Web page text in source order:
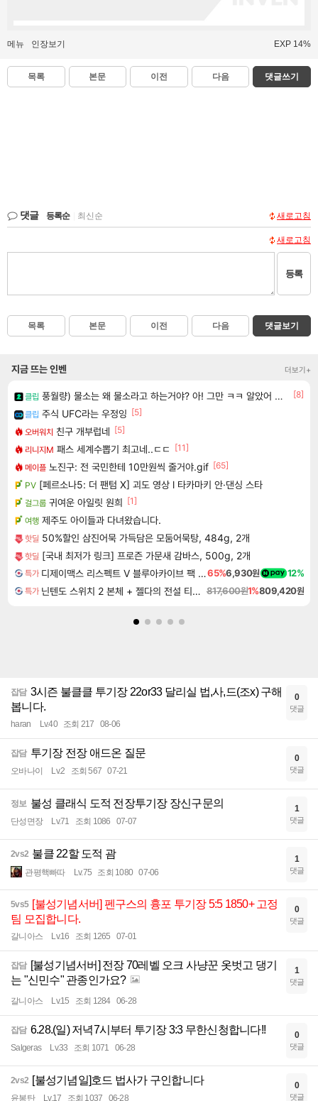
메뉴 인장보기 EXP 14%
목록 본문 이전 다음 댓글쓰기
댓글 등록순 최신순 새로고침
새로고침
등록
목록 본문 이전 다음 댓글보기
지금 뜨는 인벤 더보기+
클립 풍월량) 물소는 왜 물소라고 하는거야? 아! 그만 ㅋㅋ 알았어 ㅋㅋ
[8]
클립 주식 UFC라는 우정잉 [5]
오버워치 친구 개부럽네 [5]
리니지M 패스 세계수뽑기 최고네..ㄷㄷ
[11]
메이플 노진구: 전 국민한테 10만원씩 줄거야.gif [65]
PV [페르소나5: 더 팬텀 X] 괴도 영상 l 타카마키 안·댄싱 스타
걸그룹 귀여운 아일릿 원희 [1]
여행 제주도 아이들과 다녀왔습니다.
핫딜 50%할인 삼진어묵 가득담은 모둠어묵탕, 484g, 2개
핫딜 [국내 최저가 링크] 프로즌 가문새 감바스, 500g, 2개
특가 디제이맥스 리스펙트 V 블루아카이브 팩 DJMAX RESPECT V Blue Archive Pack DLC65%6,930원 12%
특가 닌텐도 스위치 2 본체 + 젤다의 전설 티어스 오브 더 킹덤 닌텐도 스위치 2 에디션 + 젤다의 전설 브레스 오브 더 와일드 닌텐도 스위치 2 에디션 번들 817,600원1%809,420원
잡담 3시즌 불클클 투기장 22or33 달리실 법,사,드(조x) 구해
봅니다.
haran Lv.40 조회 217 08-06
0
댓글
잡담 투기장 전장 애드온 질문
오바나이 Lv.2 조회 567 07-21
0
댓글
정보 불성 클래식 도적 전장투기장 장신구문의
단성면장 Lv.71 조회 1086 07-07
1
댓글
2vs2 불클 22할 도적 괌
관평핵빠따 Lv.75 조회 1080 07-06
1
댓글
5vs5 [불성기념서버] 펜구스의 흉포 투기장 5:5 1850+ 고정
팀 모집합니다.
갈니아스 Lv.16 조회 1265 07-01
0
댓글
잡담 [불성기념서버] 전장 70레벨 오크 사냥꾼 옷벗고 댕기
는 "신민수" 관종인가요?
갈니아스 Lv.15 조회 1284 06-28
1
댓글
잡담 6.28.(일) 저녁7시부터 투기장 3:3 무한신청합니다!!
Salgeras Lv.33 조회 1071 06-28
0
댓글
2vs2 [불성기념일]호드 법사가 구인합니다
윤봉탄 Lv.17 조회 1037 06-28
0
댓글